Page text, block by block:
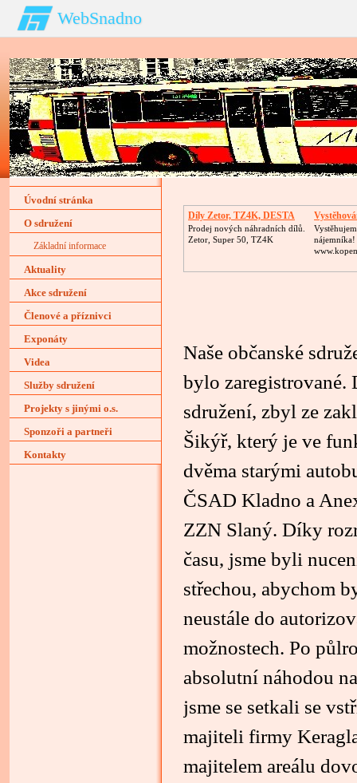
WebSnadno
Díly Zetor, TZ4K, DESTA
Prodej nových náhradních dílů.
Zetor, Super 50, TZ4K
nájemníka!
Naše občanské
bylo zaregistrované.
sdružení, zbyl ze
Šikýř, který je ve
dvěma starými
ČSAD Kladno a
ZZN Slaný. Díky
času, jsme byli
střechou, abychom
neustále do
možnostech. Po
absolutní náhodou
jsme se setkali se
majiteli firmy
majitelem areálu
Úvodní stránka
O sdružení
Základní informace
Aktuality
Akce sdružení
Členové a příznivci
Exponáty
Videa
Služby sdružení
Projekty s jinými o.s.
Sponzoři a partneři
Kontakty